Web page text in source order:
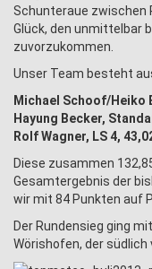
Schunteraue zwischen
Glück, den unmittelbar
zuvorzukommen.
Unser Team besteht
Michael Schoof/Heiko
Hayung Becker,
Rolf Wagner, LS 4,
Diese zusammen
Gesamtergebnis der
wir mit 84 Punkten auf
Der Rundensieg ging
Wörishofen, der